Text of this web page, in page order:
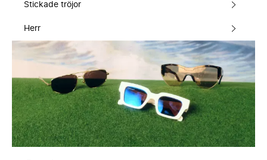
Stickade tröjor
Herr